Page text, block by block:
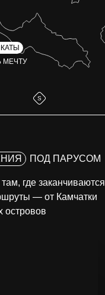
МЕЧТУ
S
ПОД ПАРУСОМ
где заканчиваются
— от Камчатки
островов